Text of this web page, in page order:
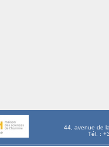
44, avenue de
Tél. :